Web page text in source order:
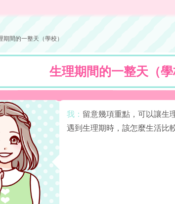
間的一整天（學校）
生理期間的一整天（
我： 留意幾項重點，可以讓生
遇到生理期時，該怎麼生活比